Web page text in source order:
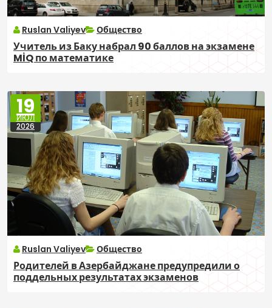
Ruslan Valiyev Общество
Учитель из Баку набрал 90 баллов на экзамене
MİQ по математике
19
ИЮЛ
2026
Ruslan Valiyev Общество
Родителей в Азербайджане предупредили о
поддельных результатах экзаменов